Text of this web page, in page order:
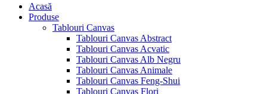
Acasă
Produse
Tablouri Canvas
Tablouri Canvas Abstract
Tablouri Canvas Acvatic
Tablouri Canvas Alb Negru
Tablouri Canvas Animale
Tablouri Canvas Feng-Shui
Tablouri Canvas Flori